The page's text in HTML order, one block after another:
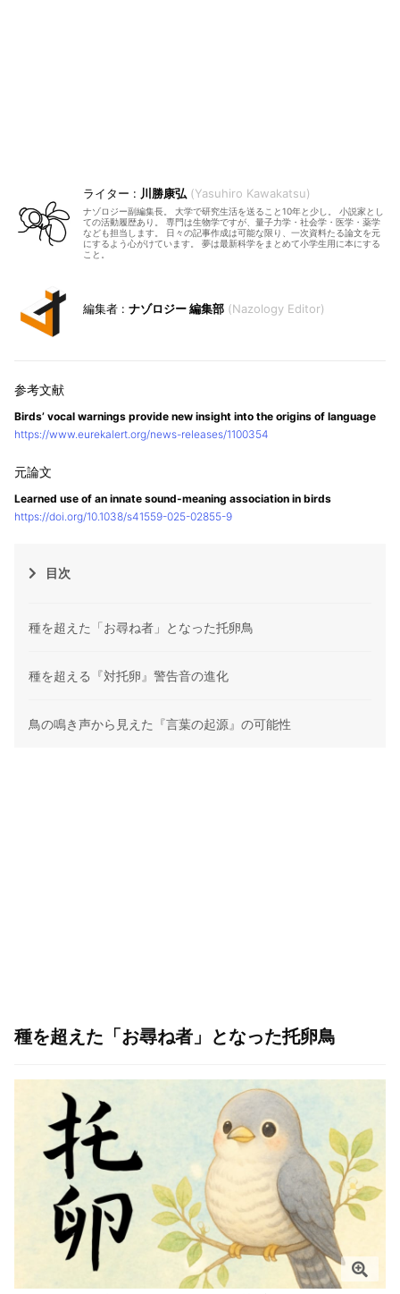
川勝康弘 Yasuhiro Kawakatsu
ナゾロジー副編集長。 大学で研究生活を送ること10年と少し。 小説家とし
ての活動履歴あり。 専門は生物学ですが、量子力学・社会学・医学・薬学
なども担当します。 日々の記事作成は可能な限り、一次資料たる論文を元
にするよう心がけています。 夢は最新科学をまとめて小学生用に本にする
こと。
ナゾロジー 編集部 Nazology Editor
Birds’ vocal warnings provide new insight into the origins of language
https://www.eurekalert.org/news-releases/1100354
Learned use of an innate sound-meaning association in birds
https://doi.org/10.1038/s41559-025-02855-9
目次
種を超えた「お尋ね者」となった托卵鳥
種を超える『対托卵』警告音の進化
鳥の鳴き声から見えた『言葉の起源』の可能性
種を超えた「お尋ね者」となった托卵鳥